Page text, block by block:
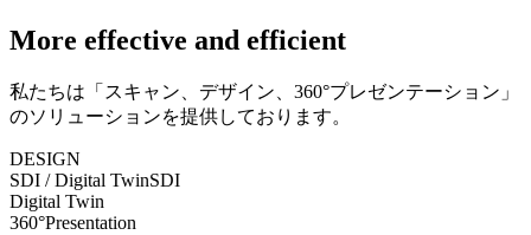
More effective and efficient
私たちは「スキャン、デザイン、360°プレゼンテーション」
のソリューションを提供しております。
DESIGN
SDI / Digital TwinSDI
Digital Twin
360°Presentation